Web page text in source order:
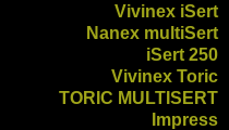
Vivinex iSert
Nanex multiSert
iSert 250
Vivinex Toric
TORIC MULTISERT
Impress